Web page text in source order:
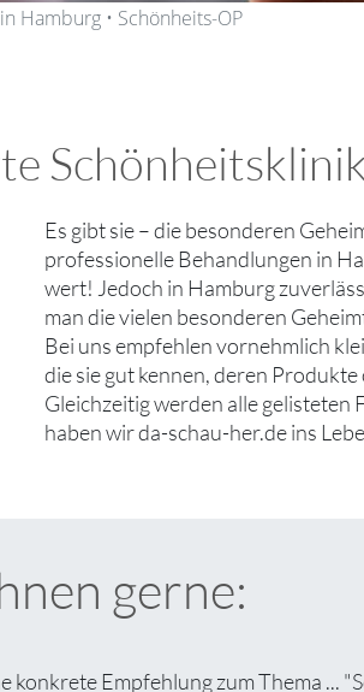
Hamburg • Schönheits-OP
Es gibt sie – die besonderen
professionelle Behandlungen in
wert! Jedoch in Hamburg
man die vielen besonderen
Bei uns empfehlen vornehmlich
die sie gut kennen, deren
Gleichzeitig werden alle
haben wir da-schau-her.de ins
gerne:
Empfehlung zum Thema ...